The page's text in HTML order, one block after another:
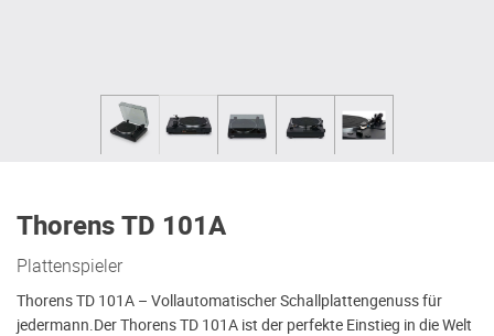
Thorens TD 101A
Plattenspieler
Thorens TD 101A – Vollautomatischer Schallplattengenuss für
jedermann.Der Thorens TD 101A ist der perfekte Einstieg in die Welt